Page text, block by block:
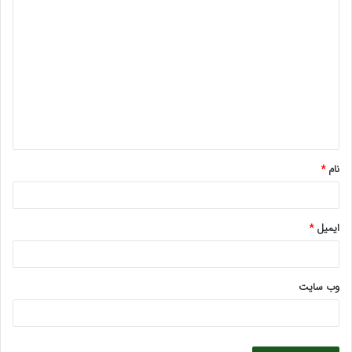
*
نام*
ایمیل*
وب‌ سایت